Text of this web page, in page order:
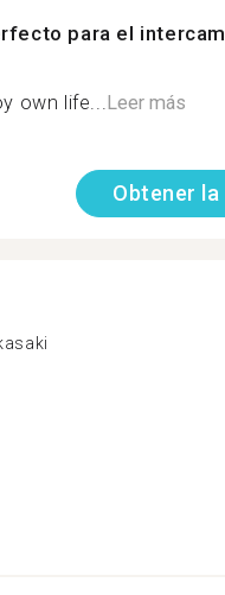
para el
own life...Leer más
Obtener la